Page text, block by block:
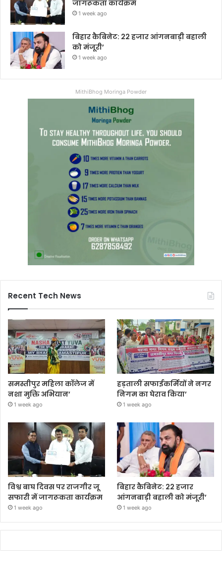
जागरूकता कार्यक्रम
1 week ago
बिहार कैबिनेट: 22 हजार आंगनबाड़ी बहाली
को मंजूरी’
1 week ago
MithiBhog Moringa Powder
Recent Tech News
समस्तीपुर महिला कॉलेज में
नशा मुक्ति अभियान’
1 week ago
हड़ताली सफाईकर्मियों ने नगर
निगम का घेराव किया’
1 week ago
विश्व बाघ दिवस पर राजगीर जू
सफारी में जागरूकता कार्यक्रम
1 week ago
बिहार कैबिनेट: 22 हजार
आंगनबाड़ी बहाली को मंजूरी’
1 week ago